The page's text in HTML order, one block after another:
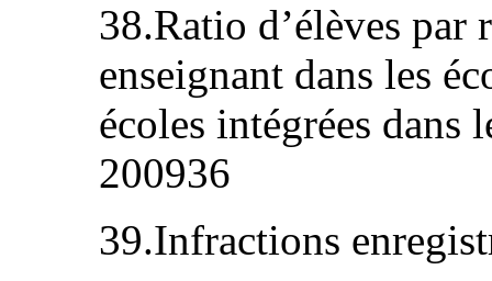
38.Ratio d’élèves par
enseignant dans les
écoles intégrées dans
200936
39.Infractions